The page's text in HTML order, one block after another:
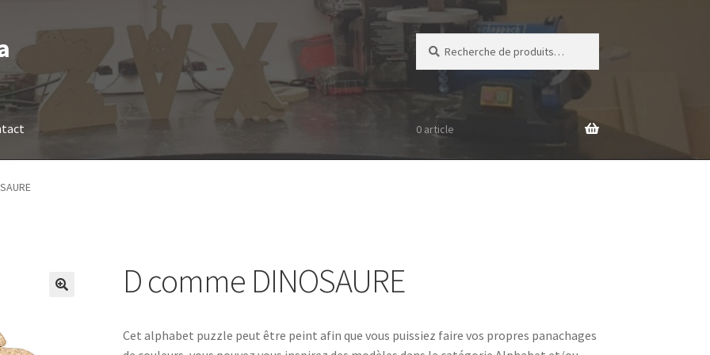
pour :
0 article
D comme DINOSAURE
Cet alphabet puzzle peut être peint afin que vous puissiez faire vos propres panachages